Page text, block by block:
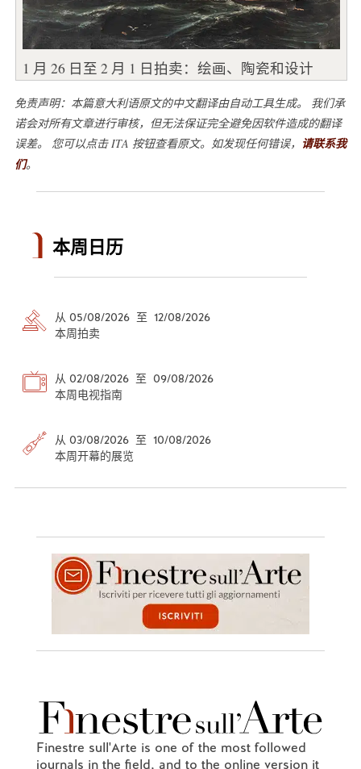
1 月 26 日至 2 月 1 日拍卖：绘画、陶瓷和设计
免责声明：本篇意大利语原文的中文翻译由自动工具生成。 我们承
诺会对所有文章进行审核，但无法保证完全避免因软件造成的翻译
误差。 您可以点击 ITA 按钮查看原文。如发现任何错误， 请联系我
们。
本周日历
从 05/08/2026 至 12/08/2026
本周拍卖
从 02/08/2026 至 09/08/2026
本周电视指南
从 03/08/2026 至 10/08/2026
本周开幕的展览
Finestre sull'Arte is one of the most followed
journals in the field, and to the online version it